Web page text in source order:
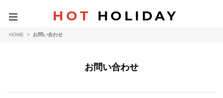
toggle
navigation
HOT HOLIDAY
HOME > お問い合わせ
お問い合わせ